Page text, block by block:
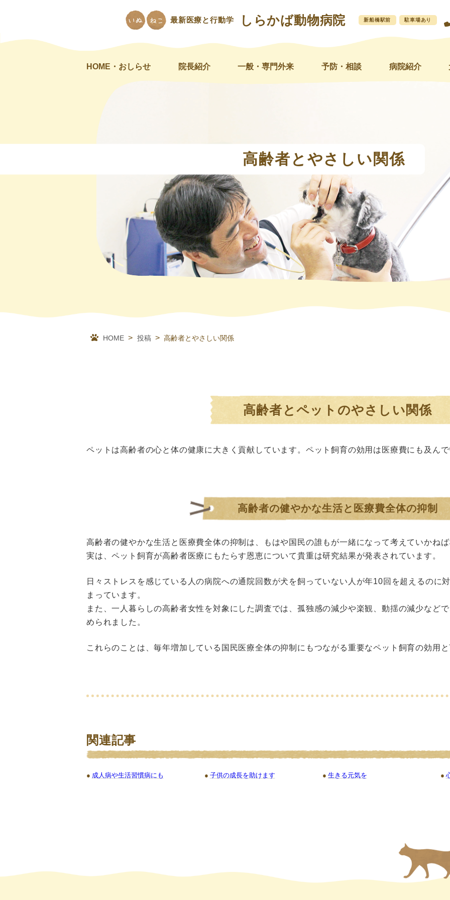
最新医療と行動学 しらかば動物病院 新船橋駅前 駐車場あり
HOME・おしらせ 院長紹介 一般・専門外来 予防・相談 病院紹介
高齢者とやさしい関係
HOME 投稿 高齢者とやさしい関係
高齢者とペットのやさしい関係
ペットは高齢者の心と体の健康に大きく貢献しています。ペット飼育の効用は医療費にも及ん
高齢者の健やかな生活と医療費全体の抑制
高齢者の健やかな生活と医療費全体の抑制は、もはや国民の誰もが一緒になって考えていかね
実は、ペット飼育が高齢者医療にもたらす恩恵について貴重は研究結果が発表されています。
日々ストレスを感じている人の病院への通院回数が犬を飼っていない人が年10回を超えるのに
まっています。
また、一人暮らしの高齢者女性を対象にした調査では、孤独感の減少や楽観、動揺の減少など
められました。
これらのことは、毎年増加している国民医療全体の抑制にもつながる重要なペット飼育の効用
関連記事
成人病や生活習慣病にも 子供の成長を助けます 生きる元気を